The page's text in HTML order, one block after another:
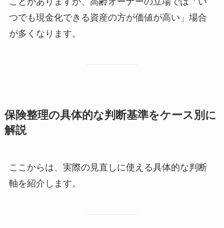
つでも現金化できる資産の方が価値が高い」場合
が多くなります。
保険整理の具体的な判断基準をケース別に
解説
ここからは、実際の見直しに使える具体的な判断
軸を紹介します。